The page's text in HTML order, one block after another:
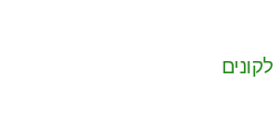
לקונים